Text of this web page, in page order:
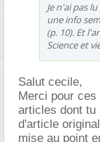
Je n'ai pas
une info
(p. 10). Et
Science et
Salut cecile,
Merci pour
articles dont tu
d'article
mise au point